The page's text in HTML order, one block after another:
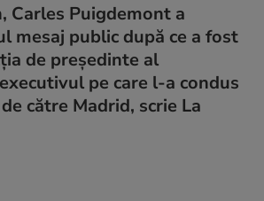
Carles Puigdemont a
mesaj public după ce a fost
de președinte al
pe care l-a condus
către Madrid, scrie La